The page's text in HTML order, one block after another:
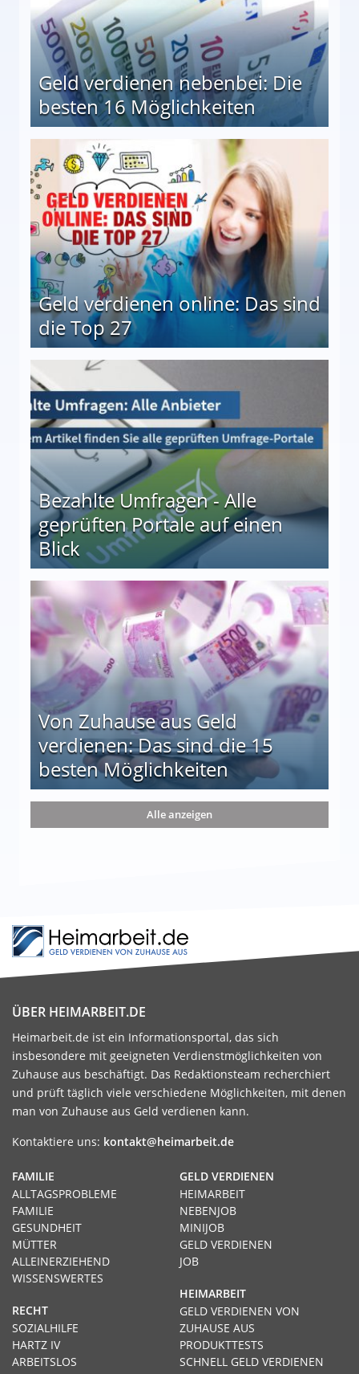
Geld verdienen nebenbei: Die
besten 16 Möglichkeiten
Geld verdienen online: Das sind
die Top 27
Bezahlte Umfragen - Alle
geprüften Portale auf einen
Blick
auf einen Blick
Von Zuhause aus Geld
verdienen: Das sind die 15
besten Möglichkeiten
die 15 besten Möglichkeiten
Alle anzeigen
ÜBER HEIMARBEIT.DE
Heimarbeit.de ist ein Informationsportal, das sich
insbesondere mit geeigneten Verdienstmöglichkeiten von
Zuhause aus beschäftigt. Das Redaktionsteam recherchiert
und prüft täglich viele verschiedene Möglichkeiten, mit denen
man von Zuhause aus Geld verdienen kann.
Kontaktiere uns: kontakt@heimarbeit.de
GELD VERDIENEN
HEIMARBEIT
NEBENJOB
MINIJOB
GELD VERDIENEN
JOB
HEIMARBEIT
GELD VERDIENEN VON
ZUHAUSE AUS
PRODUKTTESTS
SCHNELL GELD VERDIENEN
FAMILIE
ALLTAGSPROBLEME
FAMILIE
GESUNDHEIT
MÜTTER
ALLEINERZIEHEND
WISSENSWERTES
RECHT
SOZIALHILFE
HARTZ IV
ARBEITSLOS